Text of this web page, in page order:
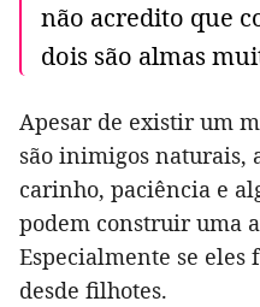
não acredito que
dois são almas
Apesar de existir um
são inimigos naturais,
carinho, paciência e
podem construir uma
Especialmente se eles
desde filhotes.